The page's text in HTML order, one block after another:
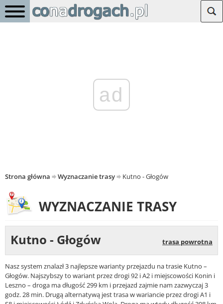
ad
Strona główna Wyznaczanie trasy Kutno - Głogów
WYZNACZANIE TRASY
Kutno - Głogów trasa powrotna
Nasz system znalazł 3 najlepsze warianty przejazdu na trasie Kutno –
Głogów. Najszybszy to wariant przez drogi 92 i A2 i miejscowości Konin i
Leszno – droga ma długość 299 km i przejazd zajmie nam zazwyczaj 3
godz. 28 min. Drugą alternatywą jest trasa w wariancie przez drogi A1 i